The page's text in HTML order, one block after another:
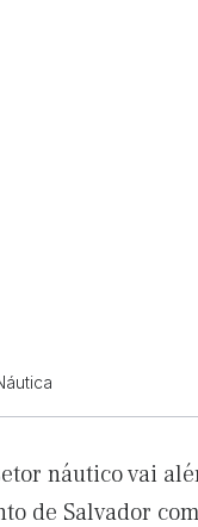
náutico vai
de Salvador